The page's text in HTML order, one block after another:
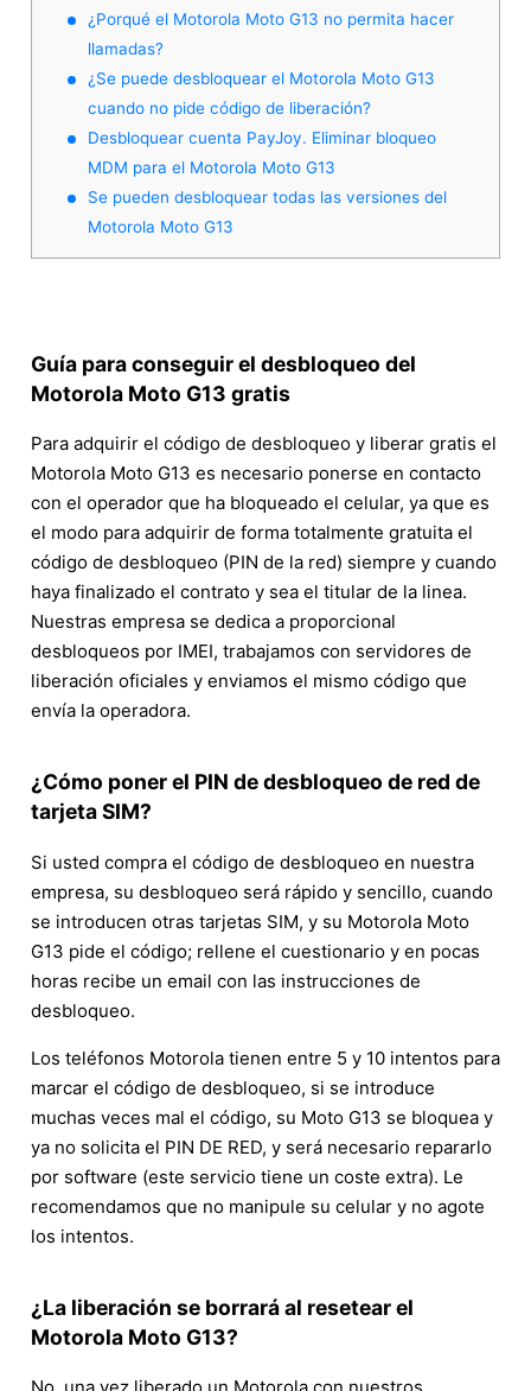
¿Porqué el Motorola Moto G13 no permita hacer
llamadas?
¿Se puede desbloquear el Motorola Moto G13
cuando no pide código de liberación?
Desbloquear cuenta PayJoy. Eliminar bloqueo
MDM para el Motorola Moto G13
Se pueden desbloquear todas las versiones del
Motorola Moto G13
Guía para conseguir el desbloqueo del
Motorola Moto G13 gratis
Para adquirir el código de desbloqueo y liberar gratis el
Motorola Moto G13 es necesario ponerse en contacto
con el operador que ha bloqueado el celular, ya que es
el modo para adquirir de forma totalmente gratuita el
código de desbloqueo (PIN de la red) siempre y cuando
haya finalizado el contrato y sea el titular de la linea.
Nuestras empresa se dedica a proporcional
desbloqueos por IMEI, trabajamos con servidores de
liberación oficiales y enviamos el mismo código que
envía la operadora.
¿Cómo poner el PIN de desbloqueo de red de
tarjeta SIM?
Si usted compra el código de desbloqueo en nuestra
empresa, su desbloqueo será rápido y sencillo, cuando
se introducen otras tarjetas SIM, y su Motorola Moto
G13 pide el código; rellene el cuestionario y en pocas
horas recibe un email con las instrucciones de
desbloqueo.
Los teléfonos Motorola tienen entre 5 y 10 intentos para
marcar el código de desbloqueo, si se introduce
muchas veces mal el código, su Moto G13 se bloquea y
ya no solicita el PIN DE RED, y será necesario repararlo
por software (este servicio tiene un coste extra). Le
recomendamos que no manipule su celular y no agote
los intentos.
¿La liberación se borrará al resetear el
Motorola Moto G13?